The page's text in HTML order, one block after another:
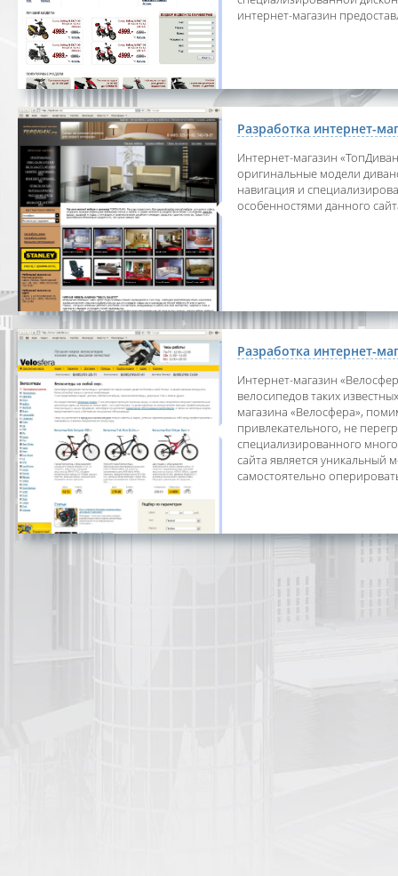
интернет-магазин
Разработка интернет-
Интернет-магазин
оригинальные модели
навигация и
особенностями данного
Разработка интернет-
Интернет-магазин
велосипедов таких
магазина «Велосфера»,
привлекательного, не
специализированного
сайта является уникальный
самостоятельно